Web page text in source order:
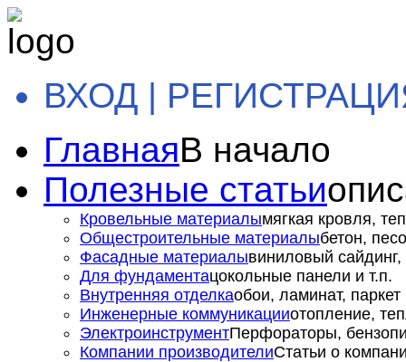
ВХОД |
ГлавнаяВ начало
Полезные статьи
Кровельные материалымягкая кровля,
Общестроительные материалыбетон,
Фасадные материалывиниловый сайдинг,
Для фундаментацокольные панели и т.п.
Внутренняя отделкаобои, ламинат, паркет
Инженерные коммуникацииотопление,
ЭлектроинструментПерфораторы,
Компании производителиСтатьи о